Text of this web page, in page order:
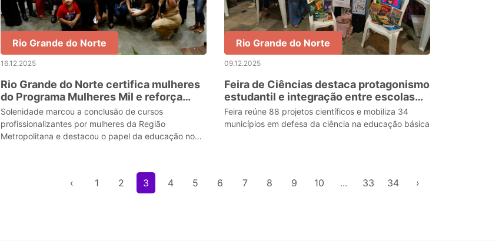
Rio Grande do Norte
16.12.2025
Rio Grande do Norte certifica mulheres
do Programa Mulheres Mil e reforça
política de inclusão social
Solenidade marcou a conclusão de cursos
profissionalizantes por mulheres da Região
Metropolitana e destacou o papel da educação no
Rio Grande do Norte
09.12.2025
Feira de Ciências destaca protagonismo
estudantil e integração entre escolas
estaduais e universidade
Feira reúne 88 projetos científicos e mobiliza 34
municípios em defesa da ciência na educação básica
‹ 1 2 3 4 5 6 7 8 9 10 ... 33 34 ›